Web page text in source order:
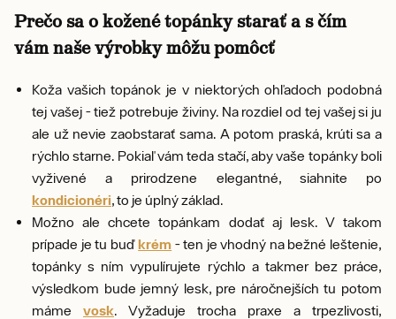
Prečo sa o kožené topánky starať a s čím
vám naše výrobky môžu pomôcť
Koža vašich topánok je v niektorých ohľadoch podobná
tej vašej - tiež potrebuje živiny. Na rozdiel od tej vašej si ju
ale už nevie zaobstarať sama. A potom praská, krúti sa a
rýchlo starne. Pokiaľ vám teda stačí, aby vaše topánky boli
vyživené a prirodzene elegantné, siahnite po
kondicionéri, to je úplný základ.
Možno ale chcete topánkam dodať aj lesk. V takom
prípade je tu buďkrém - ten je vhodný na bežné leštenie,
topánky s ním vypulírujete rýchlo a takmer bez práce,
výsledkom bude jemný lesk, pre náročnejších tu potom
máme vosk. Vyžaduje trocha praxe a trpezlivosti,